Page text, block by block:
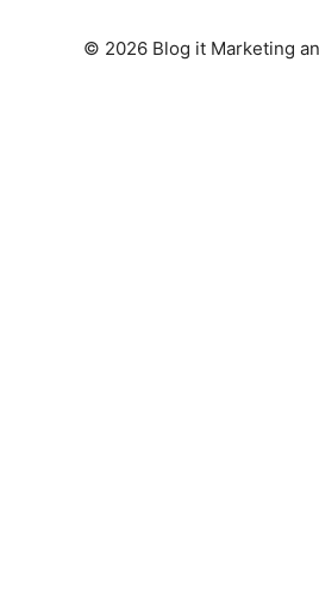
© 2026 Blog it Marketing